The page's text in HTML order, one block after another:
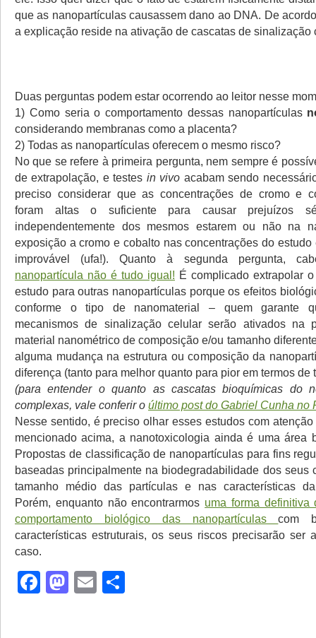
que as nanopartículas causassem dano ao DNA. De
a explicação reside na ativação de cascatas de sinalização
Duas perguntas podem estar ocorrendo ao leitor nesse
1) Como seria o comportamento dessas nanopartículas
considerando membranas como a placenta?
2) Todas as nanopartículas oferecem o mesmo risco?
No que se refere à primeira pergunta, nem sempre é
de extrapolação, e testes in vivo acabam sendo
preciso considerar que as concentrações de cromo e
foram altas o suficiente para causar prejuízos
independentemente dos mesmos estarem ou não na
exposição a cromo e cobalto nas concentrações do estudo
improvável (ufa!). Quanto à segunda pergunta,
nanopartícula não é tudo igual! É complicado extrapolar
estudo para outras nanopartículas porque os efeitos
conforme o tipo de nanomaterial – quem garante
mecanismos de sinalização celular serão ativados na
material nanométrico de composição e/ou tamanho
alguma mudança na estrutura ou composição da
diferença (tanto para melhor quanto para pior em termos de
(para entender o quanto as cascatas bioquímicas do
complexas, vale conferir o último post do Gabriel Cunha no
Nesse sentido, é preciso olhar esses estudos com
mencionado acima, a nanotoxicologia ainda é uma área
Propostas de classificação de nanopartículas para fins
baseadas principalmente na biodegradabilidade dos seus
tamanho médio das partículas e nas características
Porém, enquanto não encontrarmos uma forma definitiva
comportamento biológico das nanopartículascom
características estruturais, os seus riscos precisarão ser
caso.
Facebook
Mastodon
Email